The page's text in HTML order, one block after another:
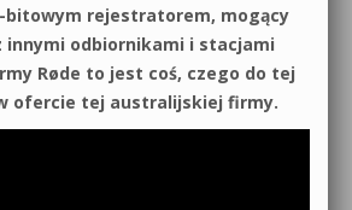
bitowym rejestratorem, mogący
innymi odbiornikami i stacjami
Røde to jest coś, czego do tej
ofercie tej australijskiej firmy.